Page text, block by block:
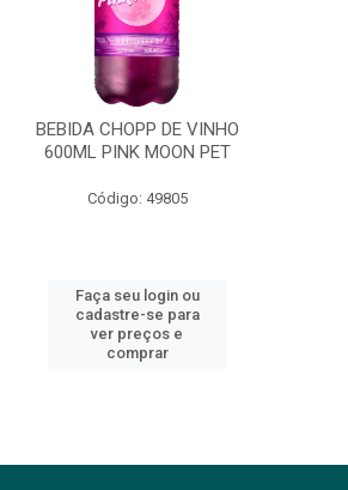
BEBIDA CHOPP DE VINHO
600ML PINK MOON PET
Código: 49805
Faça seu login ou
cadastre-se para
ver preços e
comprar